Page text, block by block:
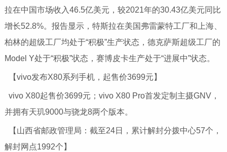
拉在中国市场收入46.5亿美元，较2021年的30.43亿美元同比
增长52.8%。报告显示，特斯拉在美国弗雷蒙特工厂和上海、
柏林的超级工厂均处于“积极”生产状态，德克萨斯超级工厂的
Model Y处于“积极”状态，赛博皮卡生产处于“进展中”状态。
【vivo发布X80系列手机，起售价3699元】
vivo X80起售价3699元；vivo X80 Pro首发定制主摄GNV，
并拥有天玑9000与骁龙8两个版本。
【山西省邮政管理局：截至24日，累计解封分拨中心57个，
解封网点1992个】